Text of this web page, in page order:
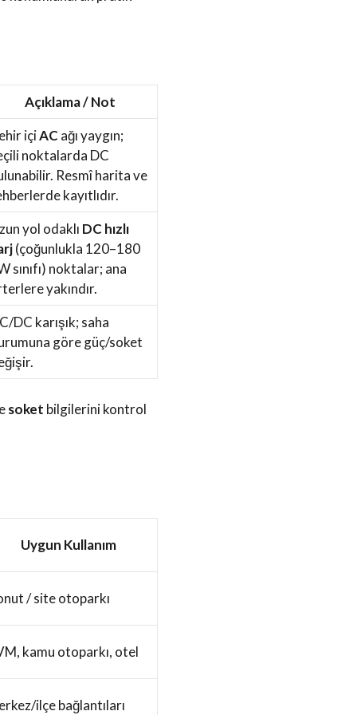
Açıklama / Not
içiAC ağı yaygın;
noktalarda DC
Resmî harita ve
kayıtlıdır.
yol odaklı DC hızlı
(çoğunlukla 120–180
sınıfı) noktalar; ana
yakındır.
DC karışık; saha
göre güç/soket
soket bilgilerini kontrol
Uygun Kullanım
/ site otoparkı
kamu otoparkı, otel
ilçe bağlantıları